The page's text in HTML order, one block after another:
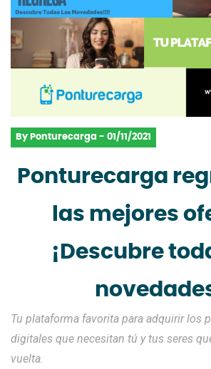
By Ponturecarga - 01/11/2021
Ponturecarga
las mejores
¡Descubre
Tu plataforma favorita para adquirir los
digitales que necesitan tú y tus seres
vuelta.